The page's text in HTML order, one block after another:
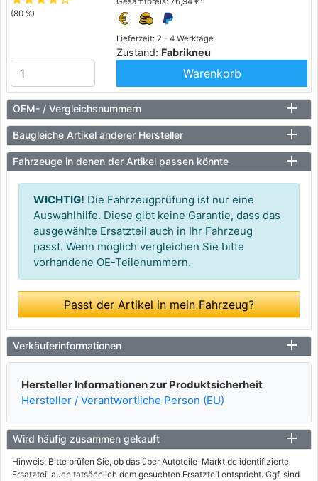
(80 %)
Lieferzeit: 2 - 4 Werktage
Zustand: Fabrikneu
Warenkorb
OEM- / Vergleichsnummern
Baugleiche Artikel anderer Hersteller
Fahrzeuge in denen der Artikel passen könnte
WICHTIG! Die Fahrzeugprüfung ist nur eine
Auswahlhilfe. Diese gibt keine Garantie, dass das
ausgewählte Ersatzteil auch in Ihr Fahrzeug
passt. Wenn möglich vergleichen Sie bitte
vorhandene OE-Teilenummern.
Passt der Artikel in mein Fahrzeug?
Verkäuferinformationen
Hersteller Informationen zur Produktsicherheit
Hersteller / Verantwortliche Person (EU)
Wird häufig zusammen gekauft
Hinweis: Bitte prüfen Sie, ob das über Autoteile-Markt.de identifizierte
Ersatzteil auch tatsächlich dem gesuchten Ersatzteil entspricht. Ggf. sind